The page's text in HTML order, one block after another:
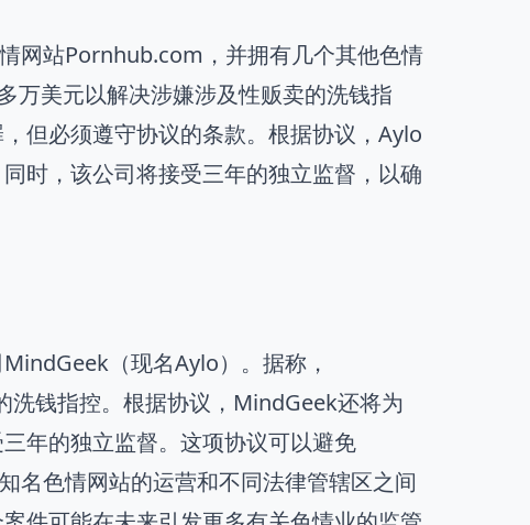
网站Pornhub.com，并拥有几个其他色情
万美元以解决涉嫌涉及性贩卖的洗钱指
但必须遵守协议的条款。根据协议，Aylo
时，该公司将接受三年的独立监督，以确
（现名Aylo）。据称，
钱指控。根据协议，MindGeek还将为
年的独立监督。这项协议可以避免
名色情网站的运营和不同法律管辖区之间